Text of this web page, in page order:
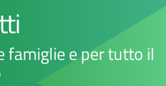
famiglie e per tutto il